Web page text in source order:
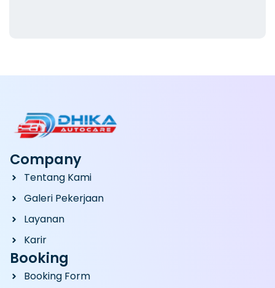
Company
Tentang Kami
Galeri Pekerjaan
Layanan
Karir
Booking
Booking Form